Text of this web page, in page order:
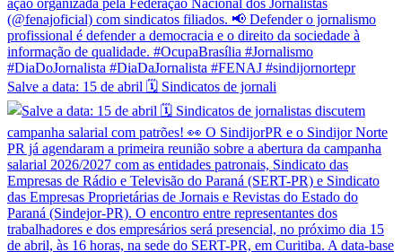
Salve a data: 15 de abril 🗓️ Sindicatos de jornali